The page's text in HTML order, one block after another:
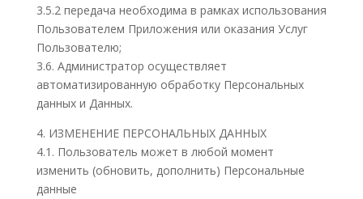
3.5.2 передача необходима в рамках использования
Пользователем Приложения или оказания Услуг
Пользователю;
3.6. Администратор осуществляет
автоматизированную обработку Персональных
данных и Данных.
4. ИЗМЕНЕНИЕ ПЕРСОНАЛЬНЫХ ДАННЫХ
4.1. Пользователь может в любой момент
изменить (обновить, дополнить) Персональные
данные